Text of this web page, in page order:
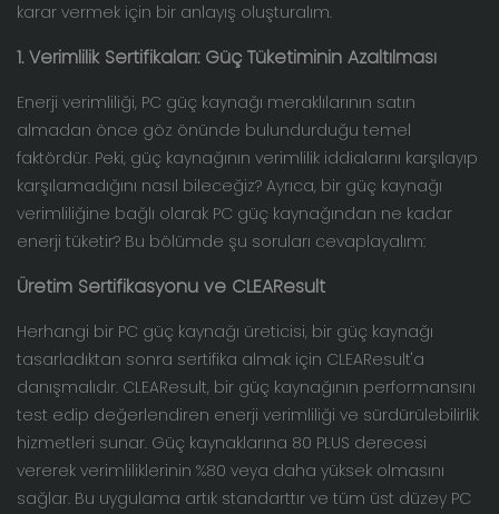
karar vermek için bir anlayış oluşturalım.
1. Verimlilik Sertifikaları: Güç Tüketiminin Azaltılması
Enerji verimliliği, PC güç kaynağı meraklılarının satın
almadan önce göz önünde bulundurduğu temel
faktördür. Peki, güç kaynağının verimlilik iddialarını karşılayıp
karşılamadığını nasıl bileceğiz? Ayrıca, bir güç kaynağı
verimliliğine bağlı olarak PC güç kaynağından ne kadar
enerji tüketir? Bu bölümde şu soruları cevaplayalım:
Üretim Sertifikasyonu ve CLEAResult
Herhangi bir PC güç kaynağı üreticisi, bir güç kaynağı
tasarladıktan sonra sertifika almak için CLEAResult'a
danışmalıdır. CLEAResult, bir güç kaynağının performansını
test edip değerlendiren enerji verimliliği ve sürdürülebilirlik
hizmetleri sunar. Güç kaynaklarına 80 PLUS derecesi
vererek verimliliklerinin %80 veya daha yüksek olmasını
sağlar. Bu uygulama artık standarttır ve tüm üst düzey PC